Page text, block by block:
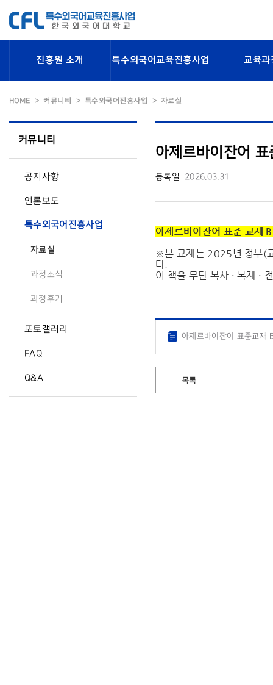
진흥원 소개 특수외국어교육진흥사업 교육과
HOME 커뮤니티 특수외국어진흥사업 자료실
커뮤니티
공지사항
언론보도
특수외국어진흥사업
자료실
과정소식
과정후기
포토갤러리
FAQ
Q&A
아제르바이잔어
등록일 2026.03.31
아제르바이잔어 표준 교재
※본 교재는 2025년 정부(
다.
이 책을 무단 복사 · 복제 ·
아제르바이잔어 표준교재
목록